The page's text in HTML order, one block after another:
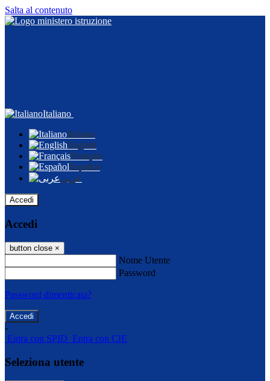
Salta al contenuto
Italiano
Italiano
English
Français
Español
عربى
Accedi
Accedi
button close ×
Nome Utente
Password
Password dimenticata?
-
Entra con SPID Entra con CIE
Seleziona utente